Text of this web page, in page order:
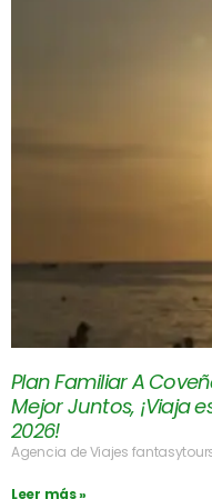
Plan Familiar A
Mejor Juntos, ¡Viaja
2026!
Agencia de Viajes
Leer más »